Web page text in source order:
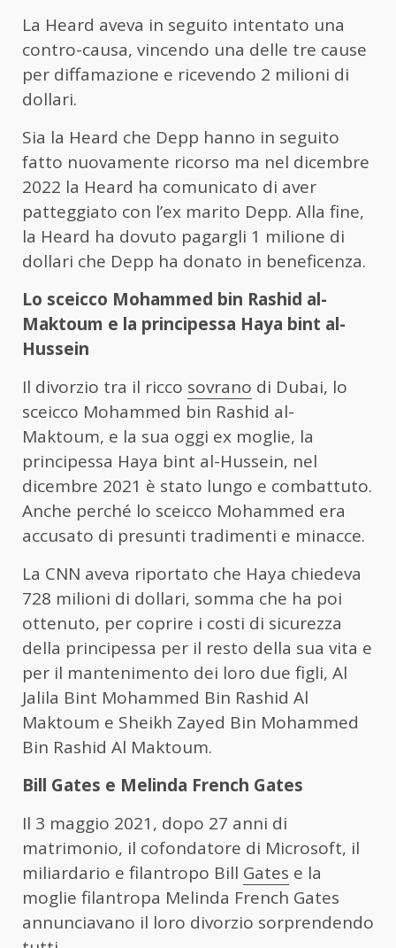
La Heard aveva in seguito intentato una
contro-causa, vincendo una delle tre cause
per diffamazione e ricevendo 2 milioni di
dollari.
Sia la Heard che Depp hanno in seguito
fatto nuovamente ricorso ma nel dicembre
2022 la Heard ha comunicato di aver
patteggiato con l’ex marito Depp. Alla fine,
la Heard ha dovuto pagargli 1 milione di
dollari che Depp ha donato in beneficenza.
Lo sceicco Mohammed bin Rashid al-
Maktoum e la principessa Haya bint al-
Hussein
Il divorzio tra il ricco sovrano di Dubai, lo
sceicco Mohammed bin Rashid al-
Maktoum, e la sua oggi ex moglie, la
principessa Haya bint al-Hussein, nel
dicembre 2021 è stato lungo e combattuto.
Anche perché lo sceicco Mohammed era
accusato di presunti tradimenti e minacce.
La CNN aveva riportato che Haya chiedeva
728 milioni di dollari, somma che ha poi
ottenuto, per coprire i costi di sicurezza
della principessa per il resto della sua vita e
per il mantenimento dei loro due figli, Al
Jalila Bint Mohammed Bin Rashid Al
Maktoum e Sheikh Zayed Bin Mohammed
Bin Rashid Al Maktoum.
Bill Gates e Melinda French Gates
Il 3 maggio 2021, dopo 27 anni di
matrimonio, il cofondatore di Microsoft, il
miliardario e filantropo Bill Gates e la
moglie filantropa Melinda French Gates
annunciavano il loro divorzio sorprendendo